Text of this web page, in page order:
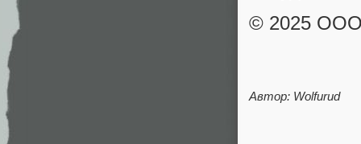
© 2025
Автор: Wolfurud